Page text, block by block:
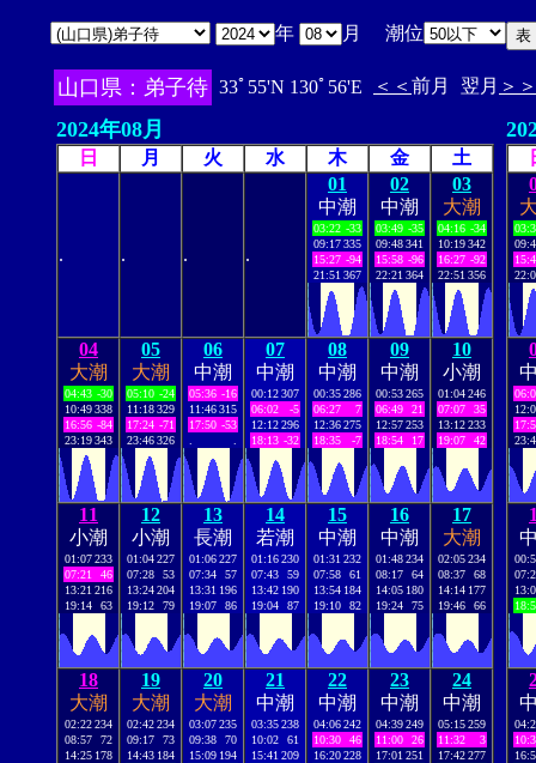
年 月 潮位
山口県：弟子待 33ﾟ55'N 130ﾟ56'E ＜＜ 前月 翌月 ＞＞
2024年08月
日 月 火 水 木 金 土
. . . .
01
中潮
03:22 -33
09:17335
15:27 -94
21:51 367
02
中潮
03:49 -35
09:48341
15:58 -96
22:21 364
03
大潮
04:16 -34
10:19342
16:27 -92
22:51 356
04
大潮
04:43 -30
10:49338
16:56 -84
23:19343
05
大潮
05:10 -24
11:18329
17:24 -71
23:46326
06
中潮
05:36 -16
11:46315
17:50 -53
07
中潮
00:12307
06:02
-5
12:12296
18:13 -32
08
中潮
00:35286
06:27
7
12:36275
18:35
-7
09
中潮
00:53265
06:49
21
12:57253
18:54
17
10
小潮
01:04246
07:07
35
13:12233
19:07
42
11
小潮
01:07233
07:21
46
13:21 216
19:14
63
12
小潮
01:04227
07:28
53
13:24204
19:12
79
13
長潮
01:06227
07:34
57
13:31 196
19:07
86
14
若潮
01:16230
07:43
59
13:42 190
19:04
87
15
中潮
01:31 232
07:58
61
13:54 184
19:10
82
16
中潮
01:48234
08:17
64
14:05 180
19:24
75
17
大潮
02:05234
08:37
68
14:14 177
19:46
66
18
大潮
02:22234
08:57
72
14:25 178
19
大潮
02:42234
09:17
73
14:43 184
20
大潮
03:07235
09:38
70
15:09 194
21
中潮
03:35238
10:02
61
15:41 209
22
中潮
04:06242
10:30
46
16:20228
23
中潮
04:39249
11:00
26
17:01 251
24
中潮
05:15259
11:32
3
17:42277